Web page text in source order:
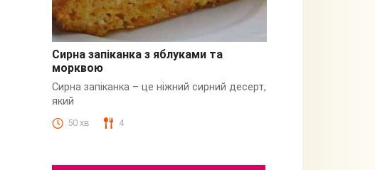
Сирна
Сирна запіканка з яблуками та
морквою
Сирна запіканка – це ніжний сирний десерт,
який
50 хв 4